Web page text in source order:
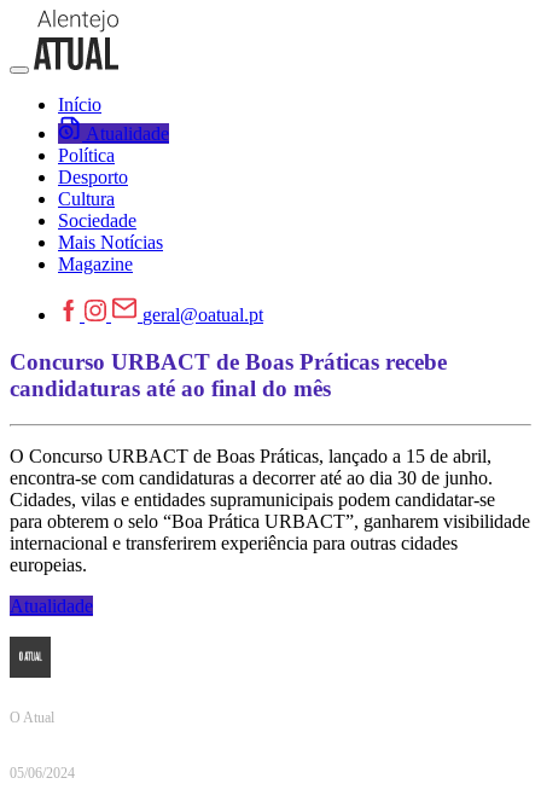
Início
Atualidade
Política
Desporto
Cultura
Sociedade
Mais Notícias
Magazine
geral@oatual.pt
Concurso URBACT de Boas Práticas recebe
candidaturas até ao final do mês
O Concurso URBACT de Boas Práticas, lançado a 15 de abril,
encontra-se com candidaturas a decorrer até ao dia 30 de junho.
Cidades, vilas e entidades supramunicipais podem candidatar-se
para obterem o selo “Boa Prática URBACT”, ganharem visibilidade
internacional e transferirem experiência para outras cidades
europeias.
Atualidade
O Atual
05/06/2024